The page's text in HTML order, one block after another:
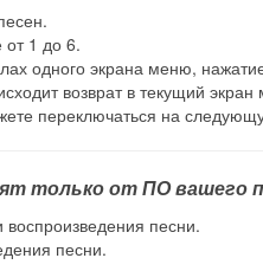
1 до 6.
одного экрана меню,
возврат в текущий
переключаться на
только от ПО вашего
песни.
песни.